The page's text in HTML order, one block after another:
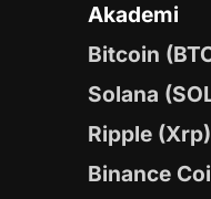
Akademi
Bitcoin
Solana
Ripple
Binance